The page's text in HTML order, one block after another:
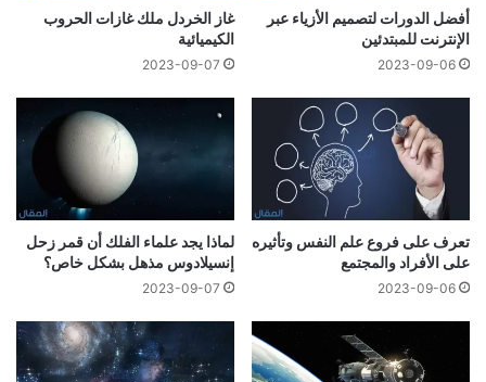
أفضل الدورات لتصميم الأزياء عبر
الإنترنت للمبتدئين
2023-09-06
غاز الخردل ملك غازات الحروب
الكيميائية
2023-09-07
تعرف على فروع علم النفس وتأثيره
على الأفراد والمجتمع
2023-09-06
لماذا يجد علماء الفلك أن قمر زحل
إنسيلادوس مذهل بشكل خاص؟
2023-09-07